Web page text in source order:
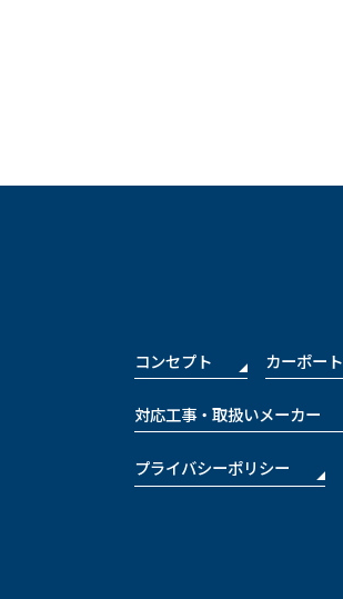
コンセプト カーポート
対応工事・取扱いメーカー
プライバシーポリシー